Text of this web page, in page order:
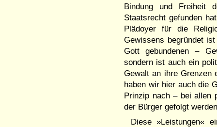
Bindung und Freiheit
Staatsrecht gefunden
Plädoyer für die
Gewissens begründet
Gott gebundenen –
sondern ist auch ein
Gewalt an ihre Grenzen
haben wir hier auch die
Prinzip nach – bei allen
der Bürger gefolgt
Diese »Leistungen«